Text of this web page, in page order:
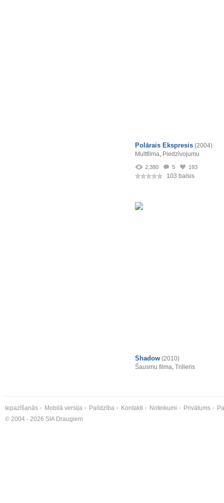
Polārais Ekspresis (2004)
Multfilma, Piedzīvojumu
2,380 5 193
103 balsis
Shadow (2010)
Šausmu filma, Trilleris
Iepazīšanās Mobilā versija Palīdzība Kontakti Noteikumi Privātums
© 2004 - 2026 SIA Draugiem